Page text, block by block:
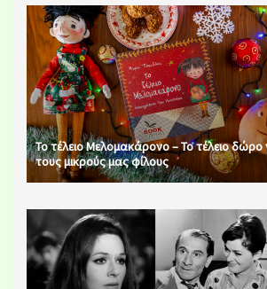
Το τέλειο Μελομακάρονο – Το τέλειο δώρο
τους μικρούς μας φίλους